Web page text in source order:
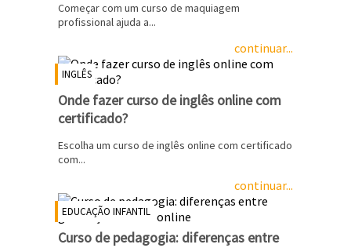
Começar com um curso de maquiagem
profissional ajuda a...
continuar...
INGLÊS
Onde fazer curso de inglês online com
certificado?
Escolha um curso de inglês online com certificado
com...
continuar...
EDUCAÇÃO INFANTIL
Curso de pedagogia: diferenças entre